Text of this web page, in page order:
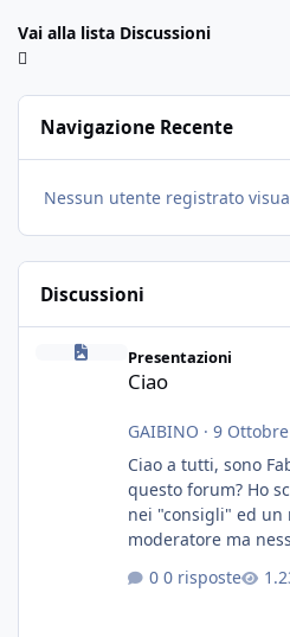
Vai alla lista Discussioni
Navigazione Recente
Nessun utente registrato
Discussioni
Presentazioni
Ciao
GAIBINO · 9
Ciao a tutti, sono
questo forum? Ho
nei "consigli" ed un
moderatore ma
0 risposte